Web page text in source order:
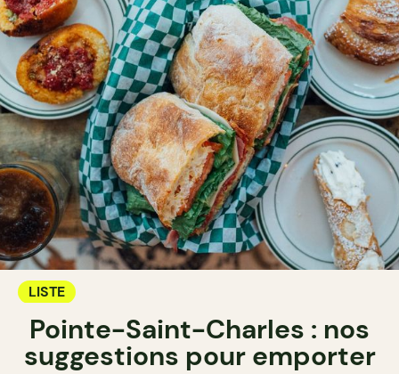
LISTE
Pointe-Saint-Charles : nos
suggestions pour emporter